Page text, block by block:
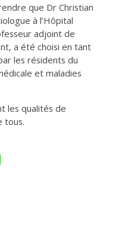
que Dr Christian
à l’Hôpital
adjoint de
a été choisi en tant
les résidents du
et maladies
les qualités de
tous.